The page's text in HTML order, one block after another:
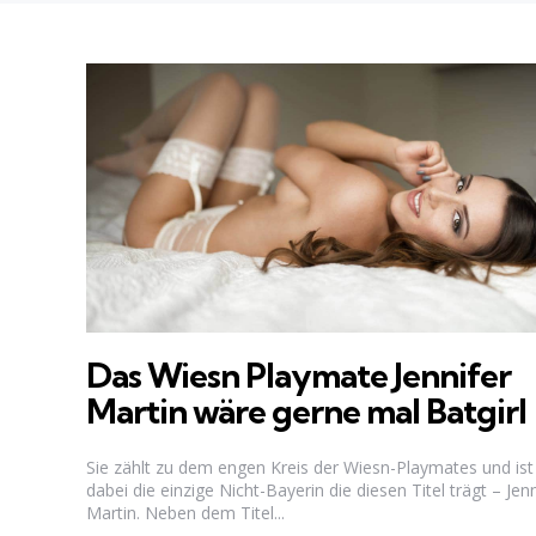
Das Wiesn Playmate Jennifer
Martin wäre gerne mal Batgirl
Sie zählt zu dem engen Kreis der Wiesn-Playmates und ist
dabei die einzige Nicht-Bayerin die diesen Titel trägt –
Martin. Neben dem Titel...